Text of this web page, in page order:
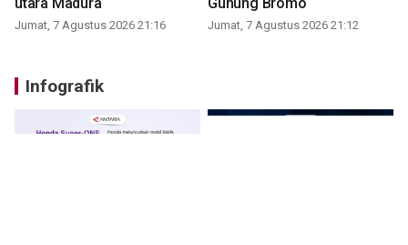
utara Madura
Jumat, 7 Agustus 2026 21:16
Gunung Bromo
Jumat, 7 Agustus 2026 21:12
Infografik